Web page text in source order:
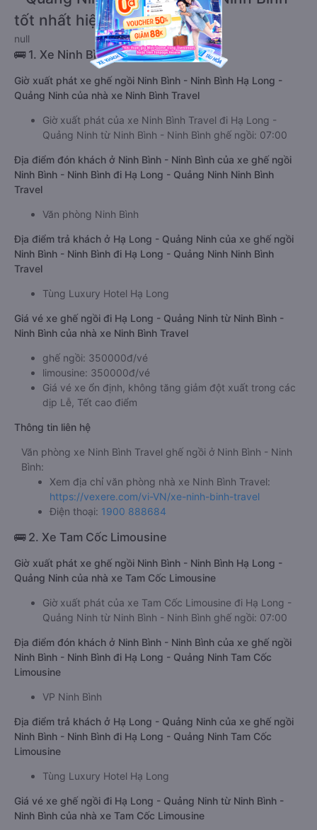
tốt nhất hiện nay 08/2026
null
🚌 1. Xe Ninh Bình Travel
Giờ xuất phát xe ghế ngồi Ninh Bình - Ninh Bình Hạ Long -
Quảng Ninh của nhà xe Ninh Bình Travel
Giờ xuất phát của xe Ninh Bình Travel đi Hạ Long -
Quảng Ninh từ Ninh Bình - Ninh Bình ghế ngồi: 07:00
Địa điểm đón khách ở Ninh Bình - Ninh Bình của xe ghế ngồi
Ninh Bình - Ninh Bình đi Hạ Long - Quảng Ninh Ninh Bình
Travel
Văn phòng Ninh Bình
Địa điểm trả khách ở Hạ Long - Quảng Ninh của xe ghế ngồi
Ninh Bình - Ninh Bình đi Hạ Long - Quảng Ninh Ninh Bình
Travel
Tùng Luxury Hotel Hạ Long
Giá vé xe ghế ngồi đi Hạ Long - Quảng Ninh từ Ninh Bình -
Ninh Bình của nhà xe Ninh Bình Travel
ghế ngồi: 350000đ/vé
limousine: 350000đ/vé
Giá vé xe ổn định, không tăng giảm đột xuất trong các
dịp Lễ, Tết cao điểm
Thông tin liên hệ
Văn phòng xe Ninh Bình Travel ghế ngồi ở Ninh Bình - Ninh
Bình:
Xem địa chỉ văn phòng nhà xe Ninh Bình Travel:
https://vexere.com/vi-VN/xe-ninh-binh-travel
Điện thoại: 1900 888684
🚌 2. Xe Tam Cốc Limousine
Giờ xuất phát xe ghế ngồi Ninh Bình - Ninh Bình Hạ Long -
Quảng Ninh của nhà xe Tam Cốc Limousine
Giờ xuất phát của xe Tam Cốc Limousine đi Hạ Long -
Quảng Ninh từ Ninh Bình - Ninh Bình ghế ngồi: 07:00
Địa điểm đón khách ở Ninh Bình - Ninh Bình của xe ghế ngồi
Ninh Bình - Ninh Bình đi Hạ Long - Quảng Ninh Tam Cốc
Limousine
VP Ninh Bình
Địa điểm trả khách ở Hạ Long - Quảng Ninh của xe ghế ngồi
Ninh Bình - Ninh Bình đi Hạ Long - Quảng Ninh Tam Cốc
Limousine
Tùng Luxury Hotel Hạ Long
Giá vé xe ghế ngồi đi Hạ Long - Quảng Ninh từ Ninh Bình -
Ninh Bình của nhà xe Tam Cốc Limousine